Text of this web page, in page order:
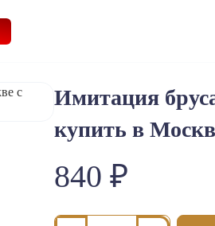
Имитация
купить в
840 ₽